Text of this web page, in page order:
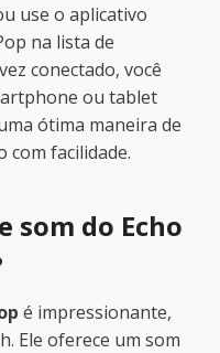
use o aplicativo
na lista de
conectado, você
ou tablet
ótima maneira de
com facilidade.
som do Echo
é impressionante,
Ele oferece um som